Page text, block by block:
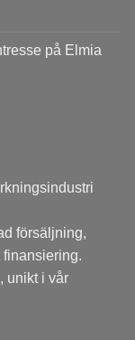
på Elmia
försäljning,
unikt i vår